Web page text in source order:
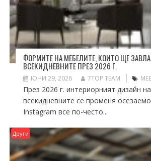
ФОРМИТЕ НА МЕБЕЛИТЕ, КОИТО ЩЕ
ВСЕКИДНЕВНИТЕ ПРЕЗ 2026 Г.
ЮНИ 29, 2026 7TOP TEAM
През 2026 г. интериорният дизайн на
всекидневните се променя
Instagram все по-често...
Други